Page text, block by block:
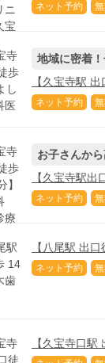
ネット予約
地域に密着
【久宝寺駅
ネット予約
お子さんか
【久宝寺駅
ネット予約
【八尾駅 出
ネット予約
【久宝寺口